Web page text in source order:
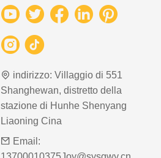
indirizzo: Villaggio di 551
Shanghewan, distretto della
stazione di Hunhe Shenyang
Liaoning Cina
Email: